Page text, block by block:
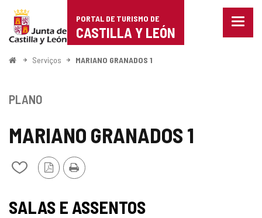
Portal
de
Turismo
Castilla
León
PORTAL DE TURISMO DE
CASTILLA Y LEÓN
Menu
ComeçoServiços MARIANO GRANADOS 1
MARIANO GRANADOS 1
Adicionar
de
meus
Versão
PDF
Imprimir
TIPO
PLANO
SALAS E ASSENTOS